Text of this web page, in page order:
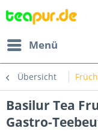
Menü
Übersicht
Basilur Tea
Gastro-